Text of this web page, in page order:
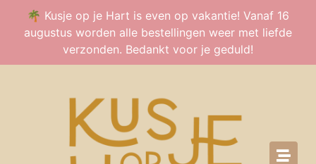
🌴 Kusje op je Hart is even op vakantie! Vanaf 16
augustus worden alle bestellingen weer met liefde
verzonden. Bedankt voor je geduld!